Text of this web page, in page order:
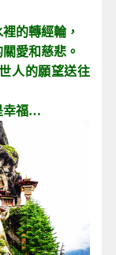
的轉經輪，
愛和慈悲。
人的願望送往
幸福…